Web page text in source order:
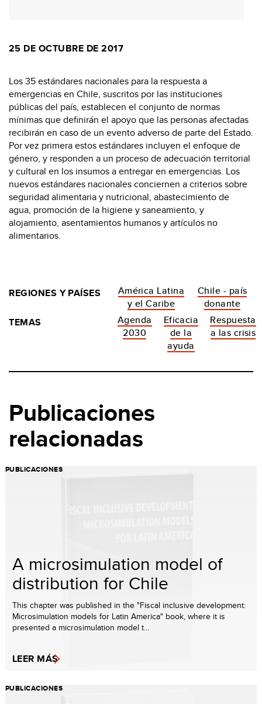
25 DE OCTUBRE DE 2017
Los 35 estándares nacionales para la respuesta a
emergencias en Chile, suscritos por las instituciones
públicas del país, establecen el conjunto de normas
mínimas que definirán el apoyo que las personas afectadas
recibirán en caso de un evento adverso de parte del Estado.
Por vez primera estos estándares incluyen el enfoque de
género, y responden a un proceso de adecuación territorial
y cultural en los insumos a entregar en emergencias. Los
nuevos estándares nacionales conciernen a criterios sobre
seguridad alimentaria y nutricional, abastecimiento de
agua, promoción de la higiene y saneamiento, y
alojamiento, asentamientos humanos y artículos no
alimentarios.
REGIONES Y PAÍSES
América Latina
y el Caribe
Chile - país
donante
TEMAS
Agenda
2030
Eficacia
de la
ayuda
Respuesta
a las crisis
Publicaciones
relacionadas
PUBLICACIONES
A microsimulation model of
distribution for Chile
This chapter was published in the "Fiscal inclusive development:
Microsimulation models for Latin America" book, where it is
presented a microsimulation model t...
LEER MÁS
PUBLICACIONES